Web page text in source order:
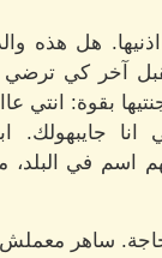
هل هذه
آخر كي
بقوة: انتي
انا جايبهولك.
اسم في
ساهر